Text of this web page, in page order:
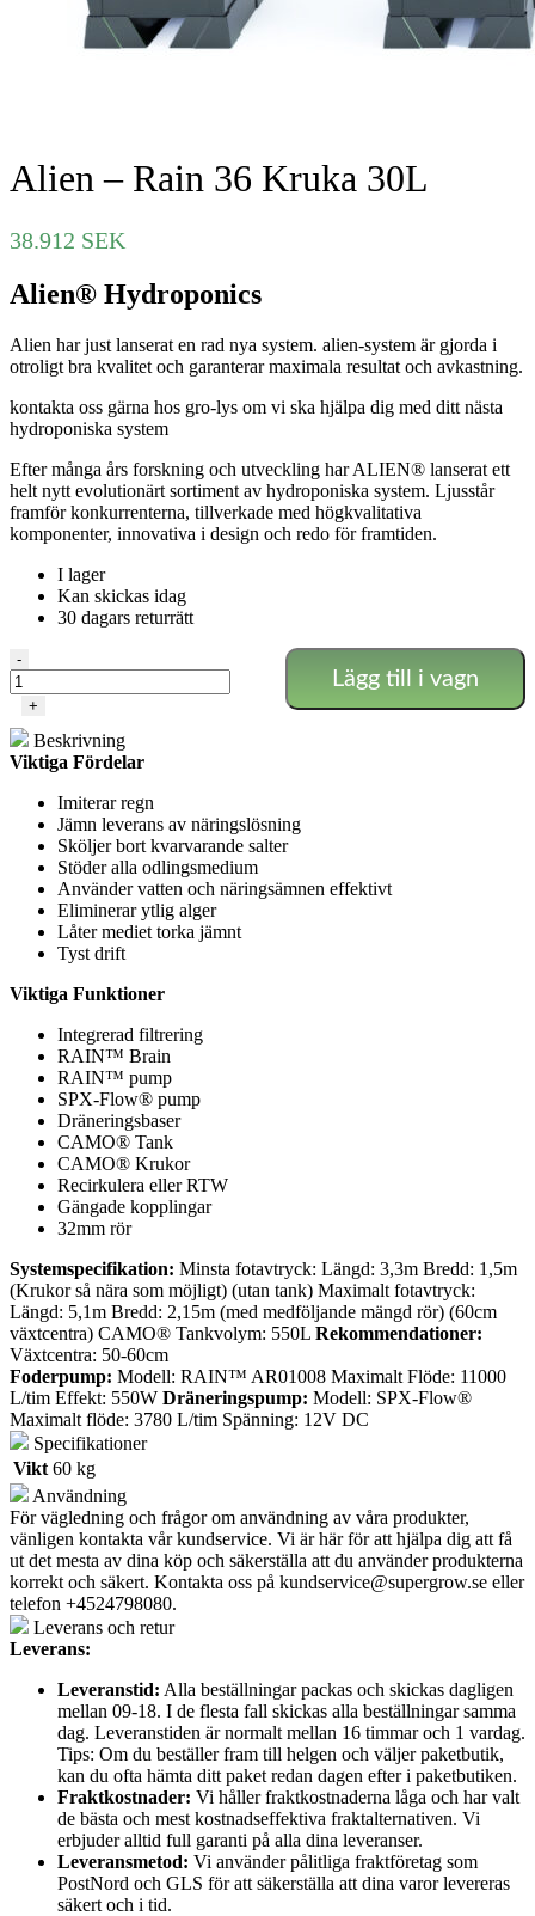
Alien – Rain 36 Kruka 30L
38.912 SEK
Alien® Hydroponics
Alien har just lanserat en rad nya system. alien-system är gjorda i
otroligt bra kvalitet och garanterar maximala resultat och avkastning.
kontakta oss gärna hos gro-lys om vi ska hjälpa dig med ditt nästa
hydroponiska system
Efter många års forskning och utveckling har ALIEN® lanserat ett
helt nytt evolutionärt sortiment av hydroponiska system. Ljusstår
framför konkurrenterna, tillverkade med högkvalitativa
komponenter, innovativa i design och redo för framtiden.
I lager
Kan skickas idag
30 dagars returrätt
Alien
Rain
Kruka
30L
-
+
Lägg till i vagn
Beskrivning
Viktiga Fördelar
Imiterar regn
Jämn leverans av näringslösning
Sköljer bort kvarvarande salter
Stöder alla odlingsmedium
Använder vatten och näringsämnen effektivt
Eliminerar ytlig alger
Låter mediet torka jämnt
Tyst drift
Viktiga Funktioner
Integrerad filtrering
RAIN™ Brain
RAIN™ pump
SPX-Flow® pump
Dräneringsbaser
CAMO® Tank
CAMO® Krukor
Recirkulera eller RTW
Gängade kopplingar
32mm rör
Systemspecifikation: Minsta fotavtryck: Längd: 3,3m Bredd: 1,5m
(Krukor så nära som möjligt) (utan tank) Maximalt fotavtryck:
Längd: 5,1m Bredd: 2,15m (med medföljande mängd rör) (60cm
växtcentra) CAMO® Tankvolym: 550L Rekommendationer:
Växtcentra: 50-60cm
Foderpump: Modell: RAIN™ AR01008 Maximalt Flöde: 11000
L/tim Effekt: 550W Dräneringspump: Modell: SPX-Flow®
Maximalt flöde: 3780 L/tim Spänning: 12V DC
Specifikationer
Vikt 60 kg
Användning
För vägledning och frågor om användning av våra produkter,
vänligen kontakta vår kundservice. Vi är här för att hjälpa dig att få
ut det mesta av dina köp och säkerställa att du använder produkterna
korrekt och säkert. Kontakta oss på kundservice@supergrow.se eller
telefon +4524798080.
Leverans och retur
Leverans:
Leveranstid: Alla beställningar packas och skickas dagligen
mellan 09-18. I de flesta fall skickas alla beställningar samma
dag. Leveranstiden är normalt mellan 16 timmar och 1 vardag.
Tips: Om du beställer fram till helgen och väljer paketbutik,
kan du ofta hämta ditt paket redan dagen efter i paketbutiken.
Fraktkostnader: Vi håller fraktkostnaderna låga och har valt
de bästa och mest kostnadseffektiva fraktalternativen. Vi
erbjuder alltid full garanti på alla dina leveranser.
Leveransmetod: Vi använder pålitliga fraktföretag som
PostNord och GLS för att säkerställa att dina varor levereras
säkert och i tid.